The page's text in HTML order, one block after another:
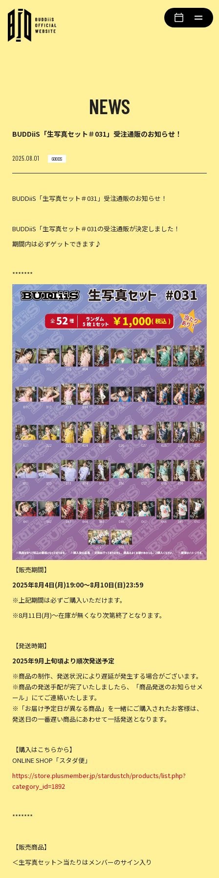
NEWS
BUDDiiS「生写真セット＃031」受注通販のお知らせ！
2025.08.01 GOODS
BUDDiiS「生写真セット＃031」受注通販のお知らせ！
BUDDiiS「生写真セット＃031の受注通販が決定しました！
期間内は必ずゲットできます♪
*******
【販売期間】
2025年8月4日(月)19:00～8月10日(日)23:59
※上記期間は必ずご購入いただけます。
※8月11日(月)～在庫が無くなり次第終了となります。
【発送時期】
2025年9月上旬頃より順次発送予定
※商品の制作、発送状況により遅延が発生する場合がございます。
※商品の発送手配が完了いたしましたら、「商品発送のお知らせメ
ール」にてご連絡いたします。
※「お届け予定日が異なる商品」を一緒にご購入されたお客様は、
発送日の一番遅い商品にあわせて一括発送となります。
【購入はこちらから】
ONLINE SHOP「スタダ便」
https://store.plusmember.jp/stardustch/products/list.php?
category_id=1892
*******
【販売商品】
＜生写真セット＞当たりはメンバーのサイン入り